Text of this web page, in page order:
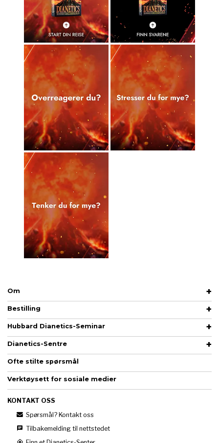
Om
Bestilling
Hubbard Dianetics-Seminar
Dianetics-Sentre
Ofte stilte spørsmål
Verktøysett for sosiale medier
KONTAKT OSS
Spørsmål? Kontakt oss
Tilbakemelding til nettstedet